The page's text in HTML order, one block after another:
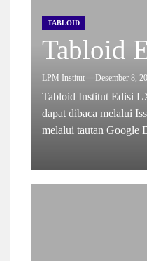
TABLOID
Tabloid
LPM Institut Desember 8,
Tabloid Institut Edisi
dapat dibaca melalui
melalui tautan Google